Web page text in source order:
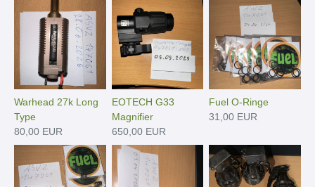
Warhead 27k Long
Type
80,00 EUR
EOTECH G33
Magnifier
650,00 EUR
Fuel O-Ringe
31,00 EUR